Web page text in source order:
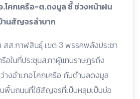
.โคกเครือ-ต.ดงมูล ชี้ ช่วงหน้าฝน
านสัญจรลำบาก
สส.กาฬสินธุ์ เขต 3 พรรคพลังประชา
อในที่ประชุมสภาผู้แทนราษฎรถึง
งอำเภอโคกเครือ กับตำบลดงมูล
นพื้นถนนที่ใช้สัญจรที่เป็นหลุมเป็นบ่อ